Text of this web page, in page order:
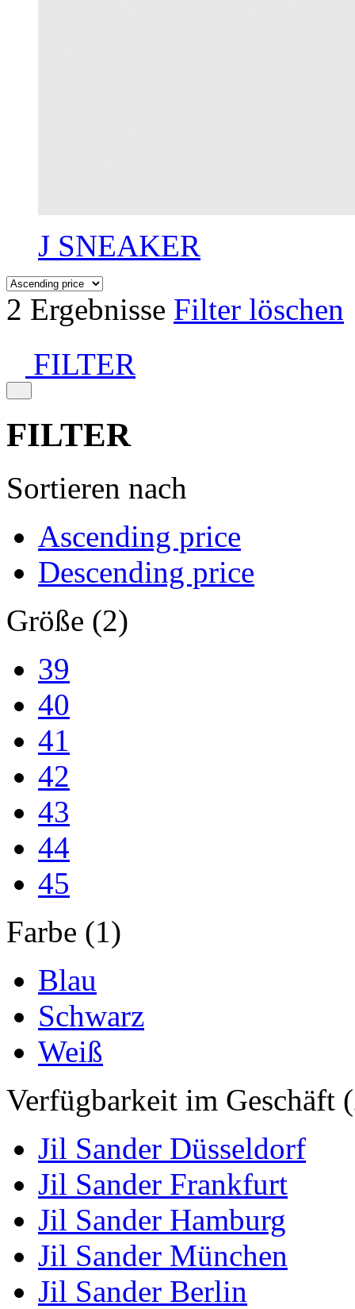
J SNEAKER
2 Ergebnisse Filter löschen
FILTER
FILTER
Sortieren nach
Ascending price
Descending price
Größe (2)
39
40
41
42
43
44
45
Farbe (1)
Blau
Schwarz
Weiß
Verfügbarkeit im Geschäft
Jil Sander Düsseldorf
Jil Sander Frankfurt
Jil Sander Hamburg
Jil Sander München
Jil Sander Berlin